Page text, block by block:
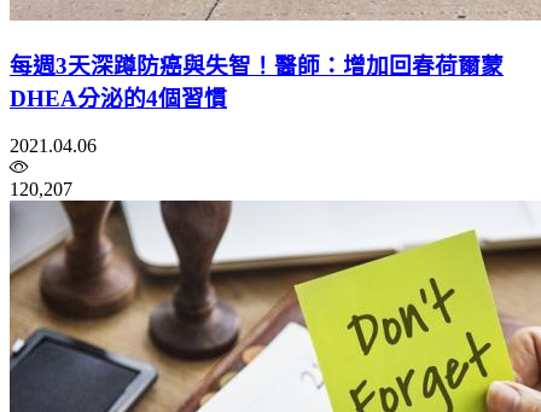
每週3天深蹲防癌與失智！醫師：增加回春荷爾蒙
DHEA分泌的4個習慣
2021.04.06
120,207